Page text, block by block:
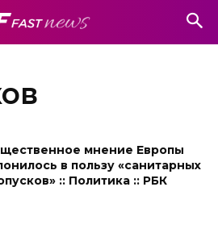
мнение Европы
в пользу «санитарных
:: Политика :: РБК